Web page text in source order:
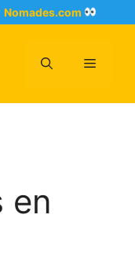
Nomades.com
Menu
en